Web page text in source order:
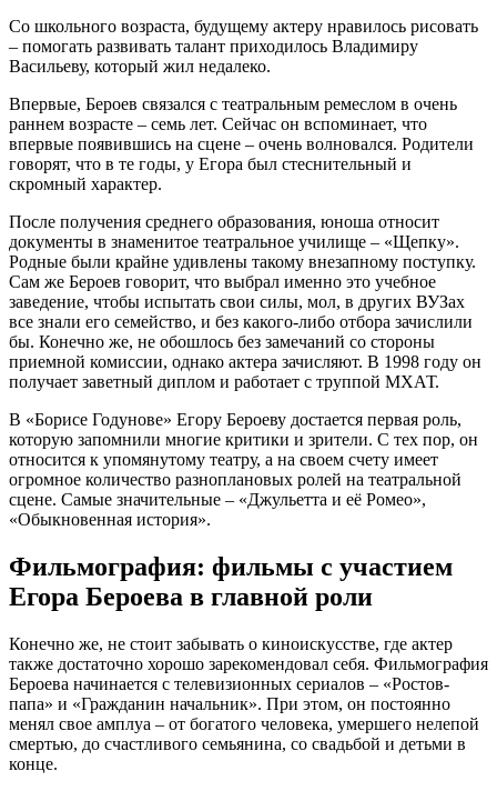
Со школьного возраста, будущему актеру нравилось рисовать
– помогать развивать талант приходилось Владимиру
Васильеву, который жил недалеко.
Впервые, Бероев связался с театральным ремеслом в очень
раннем возрасте – семь лет. Сейчас он вспоминает, что
впервые появившись на сцене – очень волновался. Родители
говорят, что в те годы, у Егора был стеснительный и
скромный характер.
После получения среднего образования, юноша относит
документы в знаменитое театральное училище – «Щепку».
Родные были крайне удивлены такому внезапному поступку.
Сам же Бероев говорит, что выбрал именно это учебное
заведение, чтобы испытать свои силы, мол, в других ВУЗах
все знали его семейство, и без какого-либо отбора зачислили
бы. Конечно же, не обошлось без замечаний со стороны
приемной комиссии, однако актера зачисляют. В 1998 году он
получает заветный диплом и работает с труппой МХАТ.
В «Борисе Годунове» Егору Бероеву достается первая роль,
которую запомнили многие критики и зрители. С тех пор, он
относится к упомянутому театру, а на своем счету имеет
огромное количество разноплановых ролей на театральной
сцене. Самые значительные – «Джульетта и её Ромео»,
«Обыкновенная история».
Фильмография: фильмы с участием
Егора Бероева в главной роли
Конечно же, не стоит забывать о киноискусстве, где актер
также достаточно хорошо зарекомендовал себя. Фильмография
Бероева начинается с телевизионных сериалов – «Ростов-
папа» и «Гражданин начальник». При этом, он постоянно
менял свое амплуа – от богатого человека, умершего нелепой
смертью, до счастливого семьянина, со свадьбой и детьми в
конце.